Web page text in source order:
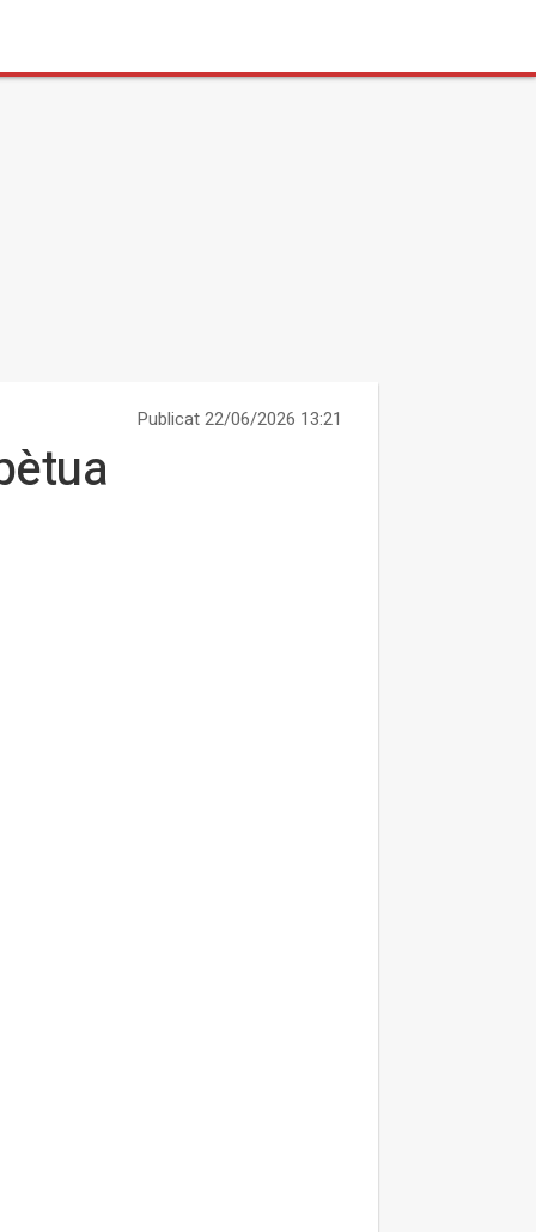
Publicat 22/06/2026 13:21